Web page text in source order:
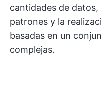
cantidades de
patrones y la
basadas en un
complejas.